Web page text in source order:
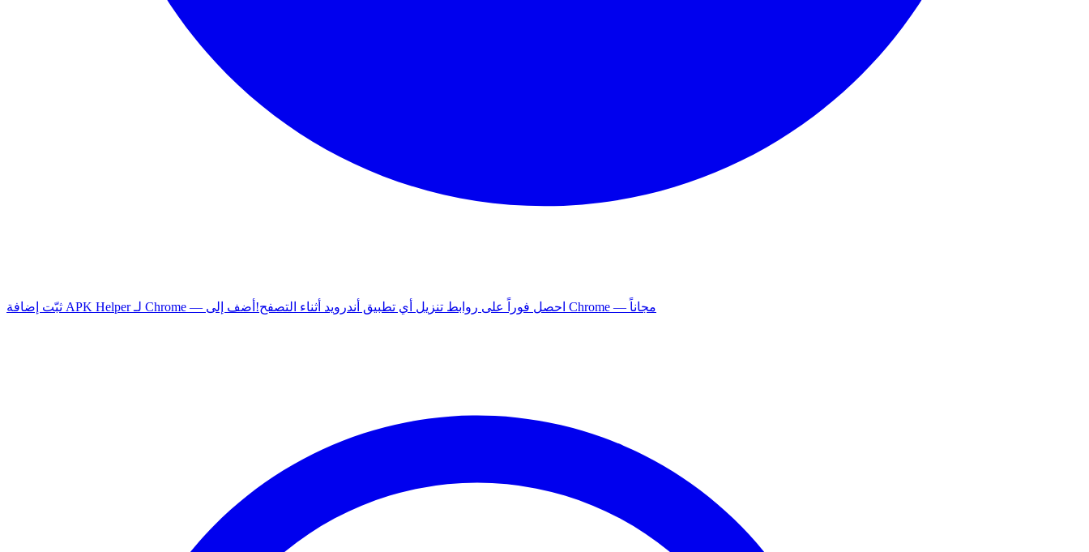
ثبّت إضافة APK Helper لـ Chrome — احصل فوراً على روابط تنزيل أي تطبيق أندرويد أثناء التصفح! أضف إلى Chrome — مجاناً